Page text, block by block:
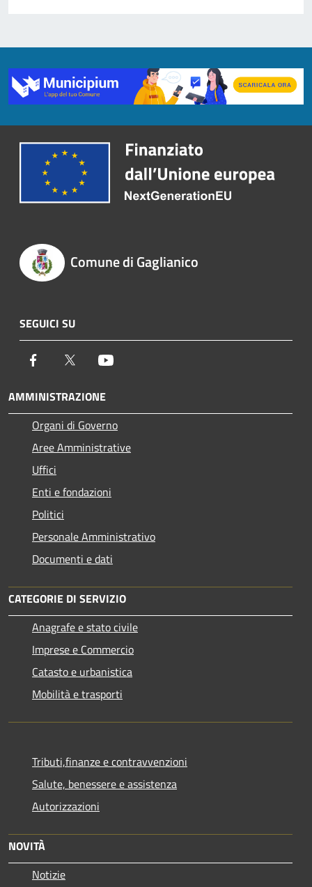
Comune di Gaglianico
SEGUICI SU
Facebook Twitter
AMMINISTRAZIONE
Organi di Governo
Aree Amministrative
Uffici
Enti e fondazioni
Politici
Personale Amministrativo
Documenti e dati
CATEGORIE DI SERVIZIO
Anagrafe e stato civile
Imprese e Commercio
Catasto e urbanistica
Mobilità e trasporti
Tributi,finanze e contravvenzioni
Salute, benessere e assistenza
Autorizzazioni
NOVITÀ
Notizie